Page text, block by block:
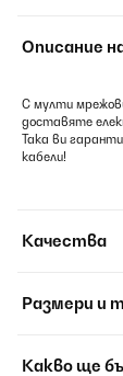
Описание
С мулти
доставяте
Така ви
кабели!
Качества
Размери и
Какво ще